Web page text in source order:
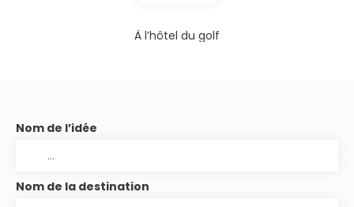
À l’hôtel du golf
Nom de l’idée
Nom de la destination